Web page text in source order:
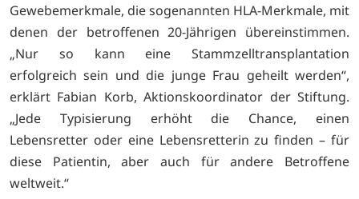
Gewebemerkmale, die sogenannten HLA-Merkmale, mit
denen der betroffenen 20-Jährigen übereinstimmen.
„Nur so kann eine Stammzelltransplantation
erfolgreich sein und die junge Frau geheilt werden“,
erklärt Fabian Korb, Aktionskoordinator der Stiftung.
„Jede Typisierung erhöht die Chance, einen
Lebensretter oder eine Lebensretterin zu finden – für
diese Patientin, aber auch für andere Betroffene
weltweit.“